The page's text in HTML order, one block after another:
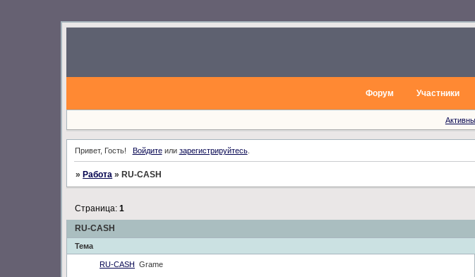
Форум Участники
Привет, Гость! Войдитеили зарегистрируйтесь.
» Работа » RU-CASH
RU-CASH
Страница:1
Тема
RU-CASH Grame